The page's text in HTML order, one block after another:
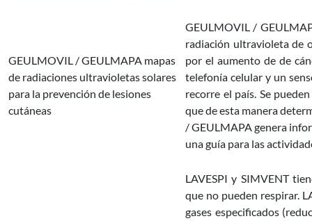
GEULMOVIL / GEULMAPA mapas
de radiaciones ultravioletas solares
para la prevención de lesiones
cutáneas
GEULMOVIL /
radiación ultravioleta de
por el aumento de de
telefonía celular y un
recorre el país. Se
que de esta manera
/ GEULMAPA genera
una guía para las
LAVESPI y SIMVENT
que no pueden respirar.
gases especificados